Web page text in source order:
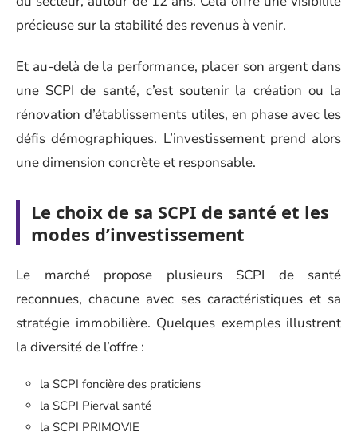
précieuse sur la stabilité des revenus à venir.
Et au-delà de la performance, placer son argent dans
une SCPI de santé, c’est soutenir la création ou la
rénovation d’établissements utiles, en phase avec les
défis démographiques. L’investissement prend alors
une dimension concrète et responsable.
Le choix de sa SCPI de santé et les
modes d’investissement
Le marché propose plusieurs SCPI de santé
reconnues, chacune avec ses caractéristiques et sa
stratégie immobilière. Quelques exemples illustrent
la diversité de l’offre :
la SCPI foncière des praticiens
la SCPI Pierval santé
la SCPI PRIMOVIE